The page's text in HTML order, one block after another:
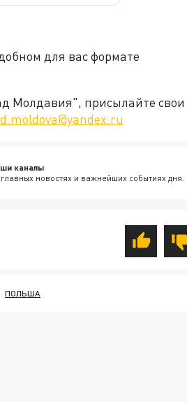
для вас формате
Молдавия", присылайте свои
каналы
новостях и важнейших событиях дня.
ПОЛЬША